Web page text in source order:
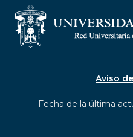
Aviso
Fecha de la última